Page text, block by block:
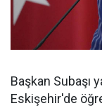
Başkan Subaşı
Eskişehir'de